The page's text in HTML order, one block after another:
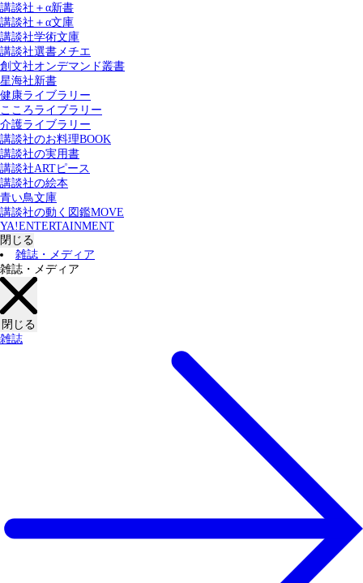
講談社＋α新書
講談社＋α文庫
講談社学術文庫
講談社選書メチエ
創文社オンデマンド叢書
星海社新書
健康ライブラリー
こころライブラリー
介護ライブラリー
講談社のお料理BOOK
講談社の実用書
講談社ARTピース
講談社の絵本
青い鳥文庫
講談社の動く図鑑MOVE
YA!ENTERTAINMENT
閉じる
雑誌・メディア
雑誌・メディア
閉じる
雑誌